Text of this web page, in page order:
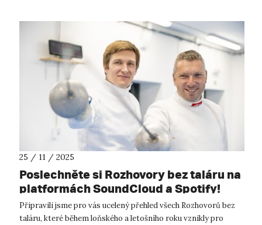
25 / 11 / 2025
Poslechněte si Rozhovory bez taláru na
platformách SoundCloud a Spotify!
Připravili jsme pro vás ucelený přehled všech Rozhovorů bez
taláru, které během loňského a letošního roku vznikly pro